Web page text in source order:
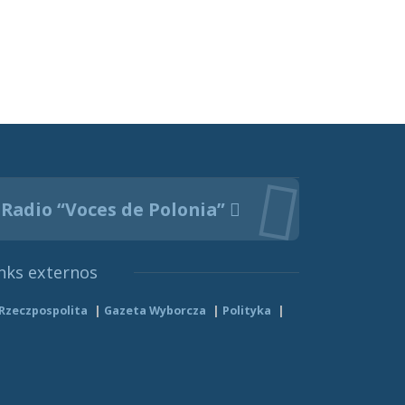
Radio “Voces de Polonia”
externos
Rzeczpospolita Gazeta Wyborcza Polityka